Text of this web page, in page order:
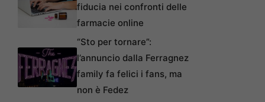
fiducia nei confronti delle
farmacie online
“Sto per tornare”:
l’annuncio dalla Ferragnez
family fa felici i fans, ma
non è Fedez